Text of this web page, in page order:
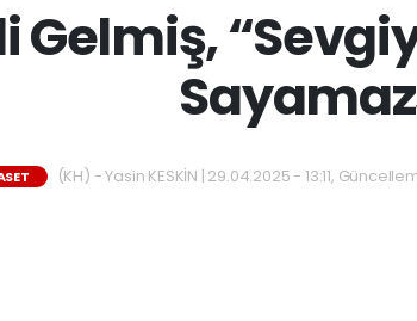
Gelmiş,
(KH) - Yasin KESKİN | 29.04.2025 - 13:11,